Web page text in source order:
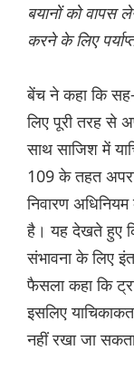
बयानों को वापस
करने के लिए
बेंच ने कहा कि सह-
लिए पूरी तरह से
साथ साजिश में
109 के तहत
निवारण
है। यह देखते हुए
संभावना के लिए
फैसला कहा कि
इसलिए
नहीं रखा जा